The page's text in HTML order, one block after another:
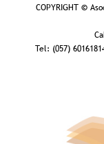
COPYRIGHT ©
Tel: (057)